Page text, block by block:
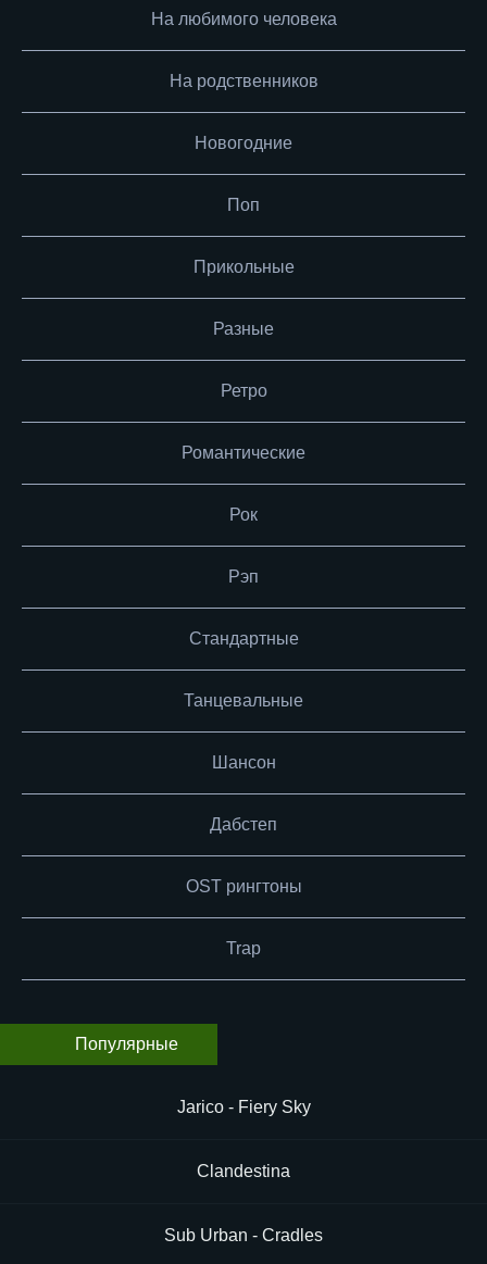
На любимого человека
На родственников
Новогодние
Поп
Прикольные
Разные
Ретро
Романтические
Рок
Рэп
Стандартные
Танцевальные
Шансон
Дабстеп
OST рингтоны
Trap
Популярные
Jarico - Fiery Sky
Clandestina
Sub Urban - Cradles